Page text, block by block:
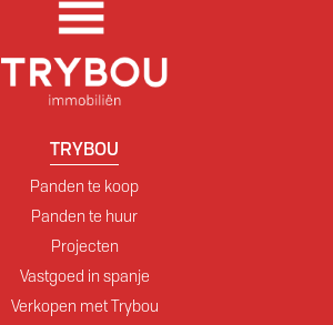
TRYBOU
Panden te koop
Panden te huur
Projecten
Vastgoed in spanje
Verkopen met Trybou